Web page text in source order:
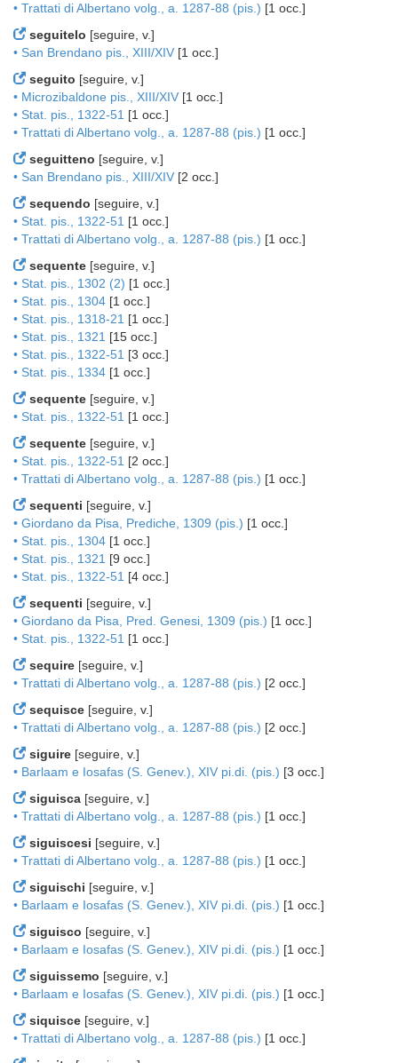
• Trattati di Albertano volg., a. 1287-88 (pis.) [1 occ.]
seguitelo [seguire, v.]
• San Brendano pis., XIII/XIV [1 occ.]
seguito [seguire, v.]
• Microzibaldone pis., XIII/XIV [1 occ.]
• Stat. pis., 1322-51 [1 occ.]
• Trattati di Albertano volg., a. 1287-88 (pis.) [1 occ.]
seguitteno [seguire, v.]
• San Brendano pis., XIII/XIV [2 occ.]
sequendo [seguire, v.]
• Stat. pis., 1322-51 [1 occ.]
• Trattati di Albertano volg., a. 1287-88 (pis.) [1 occ.]
sequente [seguire, v.]
• Stat. pis., 1302 (2) [1 occ.]
• Stat. pis., 1304 [1 occ.]
• Stat. pis., 1318-21 [1 occ.]
• Stat. pis., 1321 [15 occ.]
• Stat. pis., 1322-51 [3 occ.]
• Stat. pis., 1334 [1 occ.]
sequente [seguire, v.]
• Stat. pis., 1322-51 [1 occ.]
sequente [seguire, v.]
• Stat. pis., 1322-51 [2 occ.]
• Trattati di Albertano volg., a. 1287-88 (pis.) [1 occ.]
sequenti [seguire, v.]
• Giordano da Pisa, Prediche, 1309 (pis.) [1 occ.]
• Stat. pis., 1304 [1 occ.]
• Stat. pis., 1321 [9 occ.]
• Stat. pis., 1322-51 [4 occ.]
sequenti [seguire, v.]
• Giordano da Pisa, Pred. Genesi, 1309 (pis.) [1 occ.]
• Stat. pis., 1322-51 [1 occ.]
sequire [seguire, v.]
• Trattati di Albertano volg., a. 1287-88 (pis.) [2 occ.]
sequisce [seguire, v.]
• Trattati di Albertano volg., a. 1287-88 (pis.) [2 occ.]
siguire [seguire, v.]
• Barlaam e Iosafas (S. Genev.), XIV pi.di. (pis.) [3 occ.]
siguisca [seguire, v.]
• Trattati di Albertano volg., a. 1287-88 (pis.) [1 occ.]
siguiscesi [seguire, v.]
• Trattati di Albertano volg., a. 1287-88 (pis.) [1 occ.]
siguischi [seguire, v.]
• Barlaam e Iosafas (S. Genev.), XIV pi.di. (pis.) [1 occ.]
siguisco [seguire, v.]
• Barlaam e Iosafas (S. Genev.), XIV pi.di. (pis.) [1 occ.]
siguissemo [seguire, v.]
• Barlaam e Iosafas (S. Genev.), XIV pi.di. (pis.) [1 occ.]
siquisce [seguire, v.]
• Trattati di Albertano volg., a. 1287-88 (pis.) [1 occ.]